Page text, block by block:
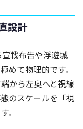
設計
戦布告や浮遊城
めて物理的です。
から左奥へと視線
のスケールを「視
。